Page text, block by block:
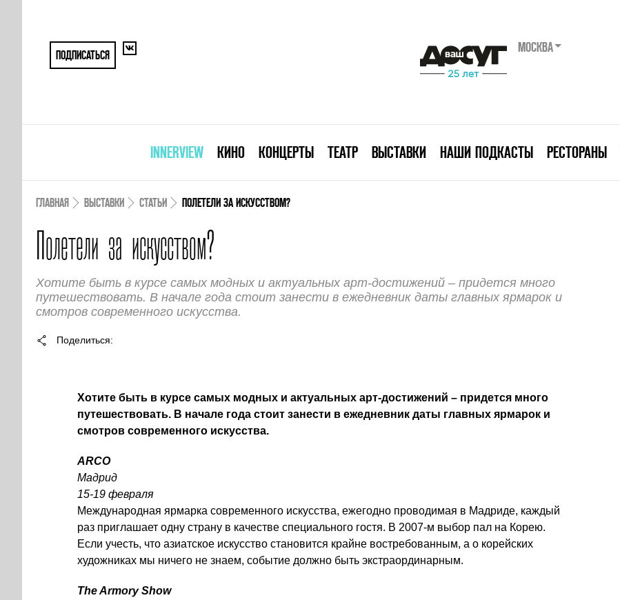
ПОДПИСАТЬСЯ
МОСКВА
INNERVIEW КИНО КОНЦЕРТЫ ТЕАТР ВЫСТАВКИ НАШИ ПОДКАСТЫ РЕСТОРАНЫ
ГЛАВНАЯ ВЫСТАВКИ СТАТЬИ ПОЛЕТЕЛИ ЗА ИСКУССТВОМ?
Полетели за искусством?
Хотите быть в курсе самых модных и актуальных арт-достижений – придется много
путешествовать. В начале года стоит занести в ежедневник даты главных ярмарок и
смотров современного искусства.
Поделиться
Хотите быть в курсе самых модных и актуальных арт-достижений – придется много
путешествовать. В начале года стоит занести в ежедневник даты главных ярмарок и
смотров современного искусства.
ARCO
Мадрид
15-19 февраля
Международная ярмарка современного искусства, ежегодно проводимая в Мадриде, каждый
раз приглашает одну страну в качестве специального гостя. В 2007-м выбор пал на Корею.
Если учесть, что азиатское искусство становится крайне востребованным, а о корейских
художниках мы ничего не знаем, событие должно быть экстраординарным.
The Armory Show